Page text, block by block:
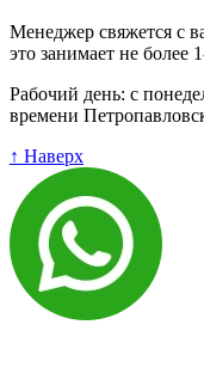
Менеджер свяжется с
это занимает не более
Рабочий день: с
времени
↑ Наверх